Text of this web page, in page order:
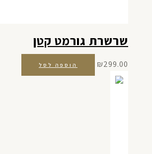
שרשרת גורמט קטן
₪299.00 הוספה לסל